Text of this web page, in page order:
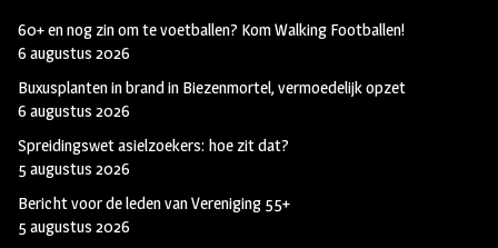
60+ en nog zin om te voetballen? Kom Walking Footballen!
6 augustus 2026
Buxusplanten in brand in Biezenmortel, vermoedelijk opzet
6 augustus 2026
Spreidingswet asielzoekers: hoe zit dat?
5 augustus 2026
Bericht voor de leden van Vereniging 55+
5 augustus 2026